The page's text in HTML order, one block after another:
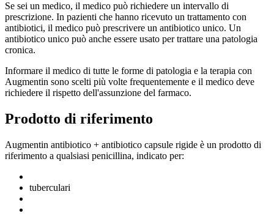
Se sei un medico, il medico può richiedere un intervallo di
prescrizione. In pazienti che hanno ricevuto un trattamento con
antibiotici, il medico può prescrivere un antibiotico unico. Un
antibiotico unico può anche essere usato per trattare una patologia
cronica.
Informare il medico di tutte le forme di patologia e la terapia con
Augmentin sono scelti più volte frequentemente e il medico deve
richiedere il rispetto dell'assunzione del farmaco.
Prodotto di riferimento
Augmentin antibiotico + antibiotico capsule rigide è un prodotto di
riferimento a qualsiasi penicillina, indicato per:
tuberculari